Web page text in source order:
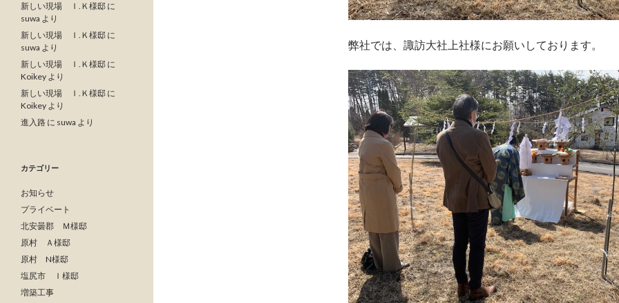
弊社では、諏訪大社上社様にお願いしております。
新しい現場 Ｉ.Ｋ様邸 に
suwa より
新しい現場 Ｉ.Ｋ様邸 に
suwa より
新しい現場 Ｉ.Ｋ様邸 に
Koikey より
新しい現場 Ｉ.Ｋ様邸 に
Koikey より
進入路 に suwa より
カテゴリー
お知らせ
プライベート
北安曇郡 Ｍ様邸
原村 Ａ様邸
原村 N様邸
塩尻市 Ｉ様邸
増築工事